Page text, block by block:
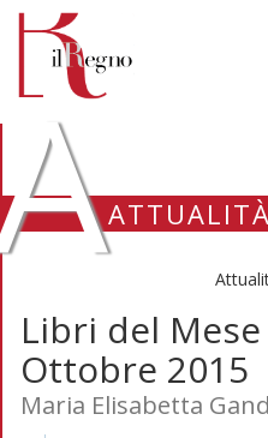
ATTUALITÀ
Libri del Mese
Ottobre 2015
Maria Elisabetta